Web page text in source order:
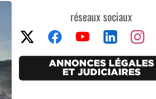
réseaux sociaux